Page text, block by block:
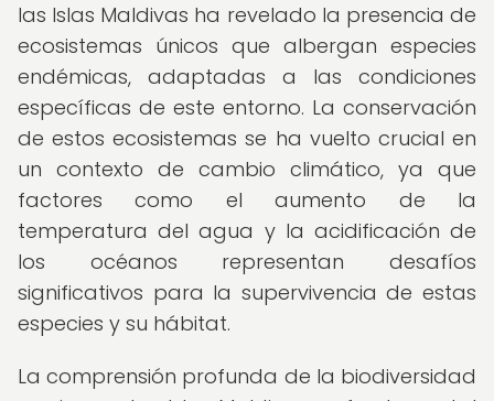
las Islas Maldivas ha revelado la presencia de
ecosistemas únicos que albergan especies
endémicas, adaptadas a las condiciones
específicas de este entorno. La conservación
de estos ecosistemas se ha vuelto crucial en
un contexto de cambio climático, ya que
factores como el aumento de la
temperatura del agua y la acidificación de
los océanos representan desafíos
significativos para la supervivencia de estas
especies y su hábitat.
La comprensión profunda de la biodiversidad